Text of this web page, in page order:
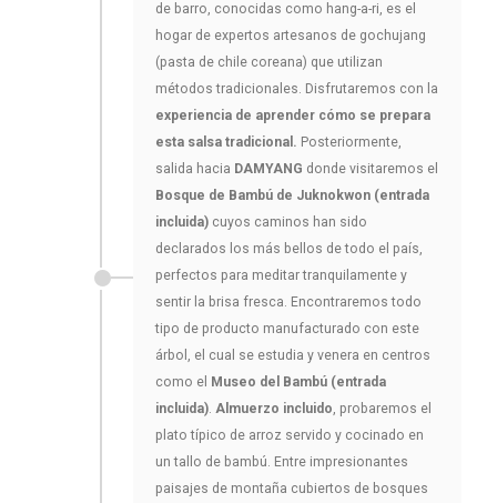
de barro, conocidas como hang-a-ri, es el
hogar de expertos artesanos de gochujang
(pasta de chile coreana) que utilizan
métodos tradicionales. Disfrutaremos con la
experiencia de aprender cómo se prepara
esta salsa tradicional. Posteriormente,
salida hacia DAMYANG donde visitaremos el
Bosque de Bambú de Juknokwon (entrada
incluida) cuyos caminos han sido
declarados los más bellos de todo el país,
perfectos para meditar tranquilamente y
sentir la brisa fresca. Encontraremos todo
tipo de producto manufacturado con este
árbol, el cual se estudia y venera en centros
como el Museo del Bambú (entrada
incluida). Almuerzo incluido, probaremos el
plato típico de arroz servido y cocinado en
un tallo de bambú. Entre impresionantes
paisajes de montaña cubiertos de bosques